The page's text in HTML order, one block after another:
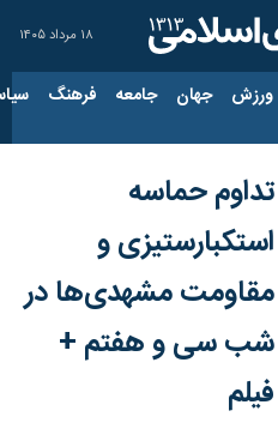
۱۸ مرداد ۱۴۰۵
ورزش جهان جامعه فرهنگ
تداوم حماسه
استکبارستیزی و
مقاومت مشهدی‌ها در
شب سی و هفتم +
فیلم